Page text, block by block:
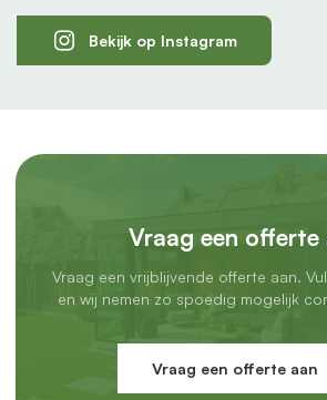
Bekijk op Instagram
Vraag een offerte
Vraag een vrijblijvende offerte aan.
en wij nemen zo spoedig mogelijk
Vraag een offerte aan